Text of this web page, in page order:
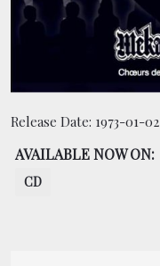
Release Date: 1973-01-02
AVAILABLE NOW ON:
CD